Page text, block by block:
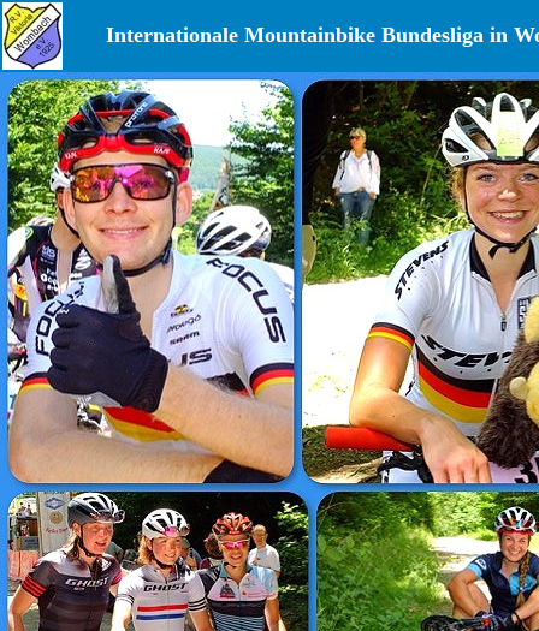
Internationale Mountainbike Bundesliga in